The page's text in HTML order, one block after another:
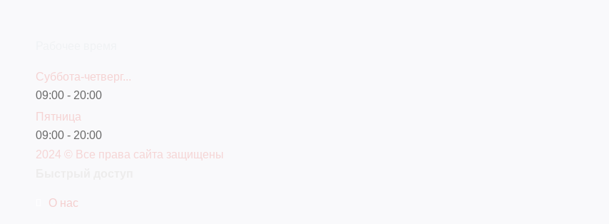
Суббота-четверг...
09:00 - 20:00
Пятница
09:00 - 20:00
2024 © Все права сайта защищены
О нас